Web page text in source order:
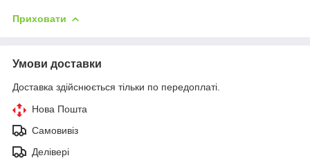
Приховати
Умови доставки
Доставка здійснюється тільки по передоплаті.
Нова Пошта
Самовивіз
Делівері